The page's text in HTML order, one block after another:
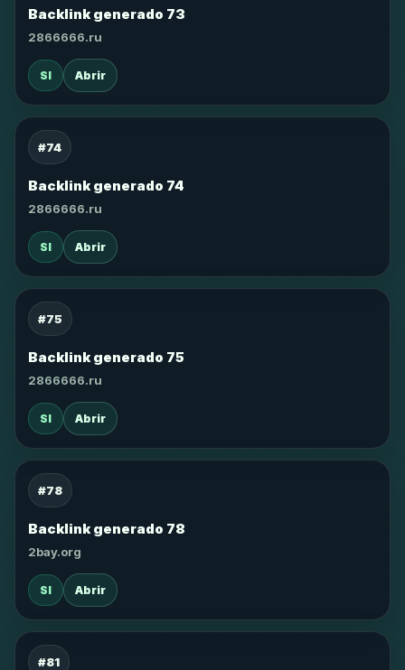
Backlink generado 73
2866666.ru
SI Abrir
#74
Backlink generado 74
2866666.ru
SI Abrir
#75
Backlink generado 75
2866666.ru
SI Abrir
#78
Backlink generado 78
2bay.org
SI Abrir
#81